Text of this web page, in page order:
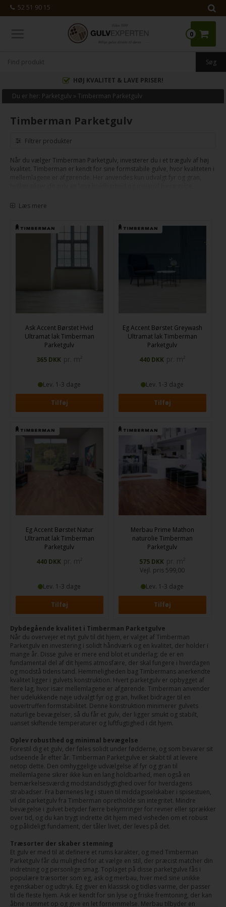
52 51 90 15
0
HØJ KVALITET & LAVE PRISER!
Du er her: Parketgulv »Timberman Parketgulv
Timberman Parketgulv
Filtrer produkter
Når du vælger Timberman Parketgulv, investerer du i et trægulv af høj
kvalitet. Timberman er kendt for sine formstabile gulve, hvor kvaliteten i
Disse parketgulve er designet til at give dit hjem et smukt og solidt
bedst til dit rum. Takket være det unikke Multiclic system er gulvene
Læs mere
Ask Accent Børstet Hvid
Ultramat lakTimberman
Parketgulv
365DKK pr. m²
Lev. 1-3 dage
Eg Accent Børstet Greywash
Ultramat lakTimberman
Parketgulv
440DKK pr. m²
Lev. 1-3 dage
Eg Accent Børstet Natur
Ultramat lakTimberman
Parketgulv
440DKK pr. m²
Lev. 1-3 dage
Merbau Prime Mathon
naturolie Timberman
Parketgulv
575DKK pr. m²
Vejl. pris 599,00
Lev. 1-3 dage
Dybdegående kvalitet i Timberman Parketgulve
Når du overvejer et nyt gulv til dit hjem, er valget af Timberman
Parketgulv en investering i solidt håndværk og en kvalitet, der holder i
mange år. Disse gulve er mere end blot et underlag; de er en
fundamental del af dit hjems atmosfære, der skal fungere i hverdagen
og modstå tidens tand. Hemmeligheden bag Timbermans anerkendte
kvalitet ligger i gulvets konstruktion. Hvert parketgulv er opbygget af
flere lag, hvor især mellemlagene er afgørende. Timberman anvender
her udelukkende nøje udvalgt fyr og gran, hvilket bidrager til en
uovertruffen formstabilitet. Denne konstruktion minimerer gulvets
naturlige bevægelser, så du får et gulv, der ligger smukt og stabilt,
uanset skiftende temperaturer og luftfugtighed i dit hjem.
Oplev robusthed og minimal bevægelse
Forestil dig et gulv, der føles solidt under fødderne, og som bevarer sit
udseende år efter år. Timberman Parketgulve er skabt til at levere
netop dette. Den omhyggelige udvælgelse af fyr og gran til
mellemlagene sikrer ikke kun en lang holdbarhed, men også en
bemærkelsesværdig modstandsdygtighed over for hverdagens
strabadser. Fra børnenes leg i stuen til middagsselskaber i spisestuen,
vil dit parketgulv fra Timberman opretholde sin integritet. Mindre
bevægelse i gulvet betyder færre bekymringer for revner eller sprækker
over tid, og du kan trygt indrette dit hjem med visheden om et robust
og pålideligt fundament, der tåler livet, der leves på det.
Træsorter der skaber stemning
Et gulv er med til at definere et rums karakter, og med Timberman
Parketgulv får du mulighed for at vælge en stil, der præcist matcher din
indretning og personlige smag. Toplaget på disse parketgulve fås i
populære træsorter som eg, ask og merbau, hver med sine unikke
egenskaber og udtryk. Eg giver en klassisk og tidløs varme, der passer
til de fleste hjem. Ask er kendt for sin lyse og friske fremtoning, der kan
åbne rummet op og give en let fornemmelse. Merbau tilbyder en